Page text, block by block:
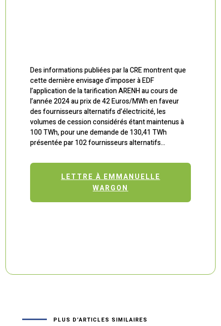
Des informations publiées par la CRE montrent que
cette dernière envisage d’imposer à EDF
l’application de la tarification ARENH au cours de
l’année 2024 au prix de 42 Euros/MWh en faveur
des fournisseurs alternatifs d’électricité, les
volumes de cession considérés étant maintenus à
100 TWh, pour une demande de 130,41 TWh
présentée par 102 fournisseurs alternatifs…
LETTRE À EMMANUELLE
WARGON
PLUS D’ARTICLES SIMILAIRES